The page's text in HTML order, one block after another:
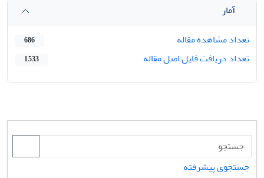
آمار
تعداد مشاهده مقاله
686
تعداد دریافت فایل اصل مقاله 1,533
جستجوی پیشرفته